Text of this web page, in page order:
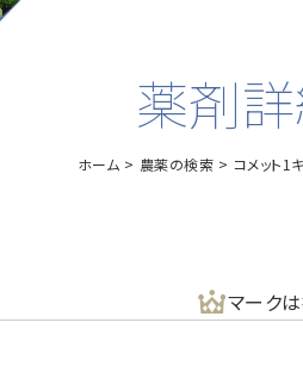
薬剤
ホーム 農薬の検索 コメット1
マーク